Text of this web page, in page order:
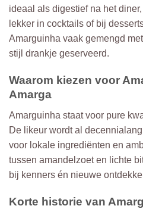
ideaal als digestief na het
lekker in cocktails of bij
Amarguinha vaak gemengd
stijl drankje geserveerd.
Waarom kiezen voor
Amarga
Amarguinha staat voor pure
De likeur wordt al
voor lokale ingrediënten en
tussen amandelzoet en lichte
bij kenners én nieuwe
Korte historie van